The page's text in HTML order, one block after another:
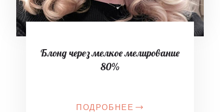
Блонд через мелкое мелирование
80%
ПОДРОБНЕЕ